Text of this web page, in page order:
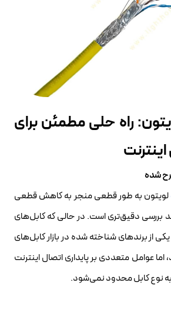
راه حلی مطمئن برای
شده
لویتون به طور قطعی منجر به کاهش قطعی
بررسی دقیق‌تری است. در حالی که کابل‌های
از برندهای شناخته شده در بازار کابل‌های
عوامل متعددی بر پایداری اتصال اینترنت
به نوع کابل محدود نمی‌شود.